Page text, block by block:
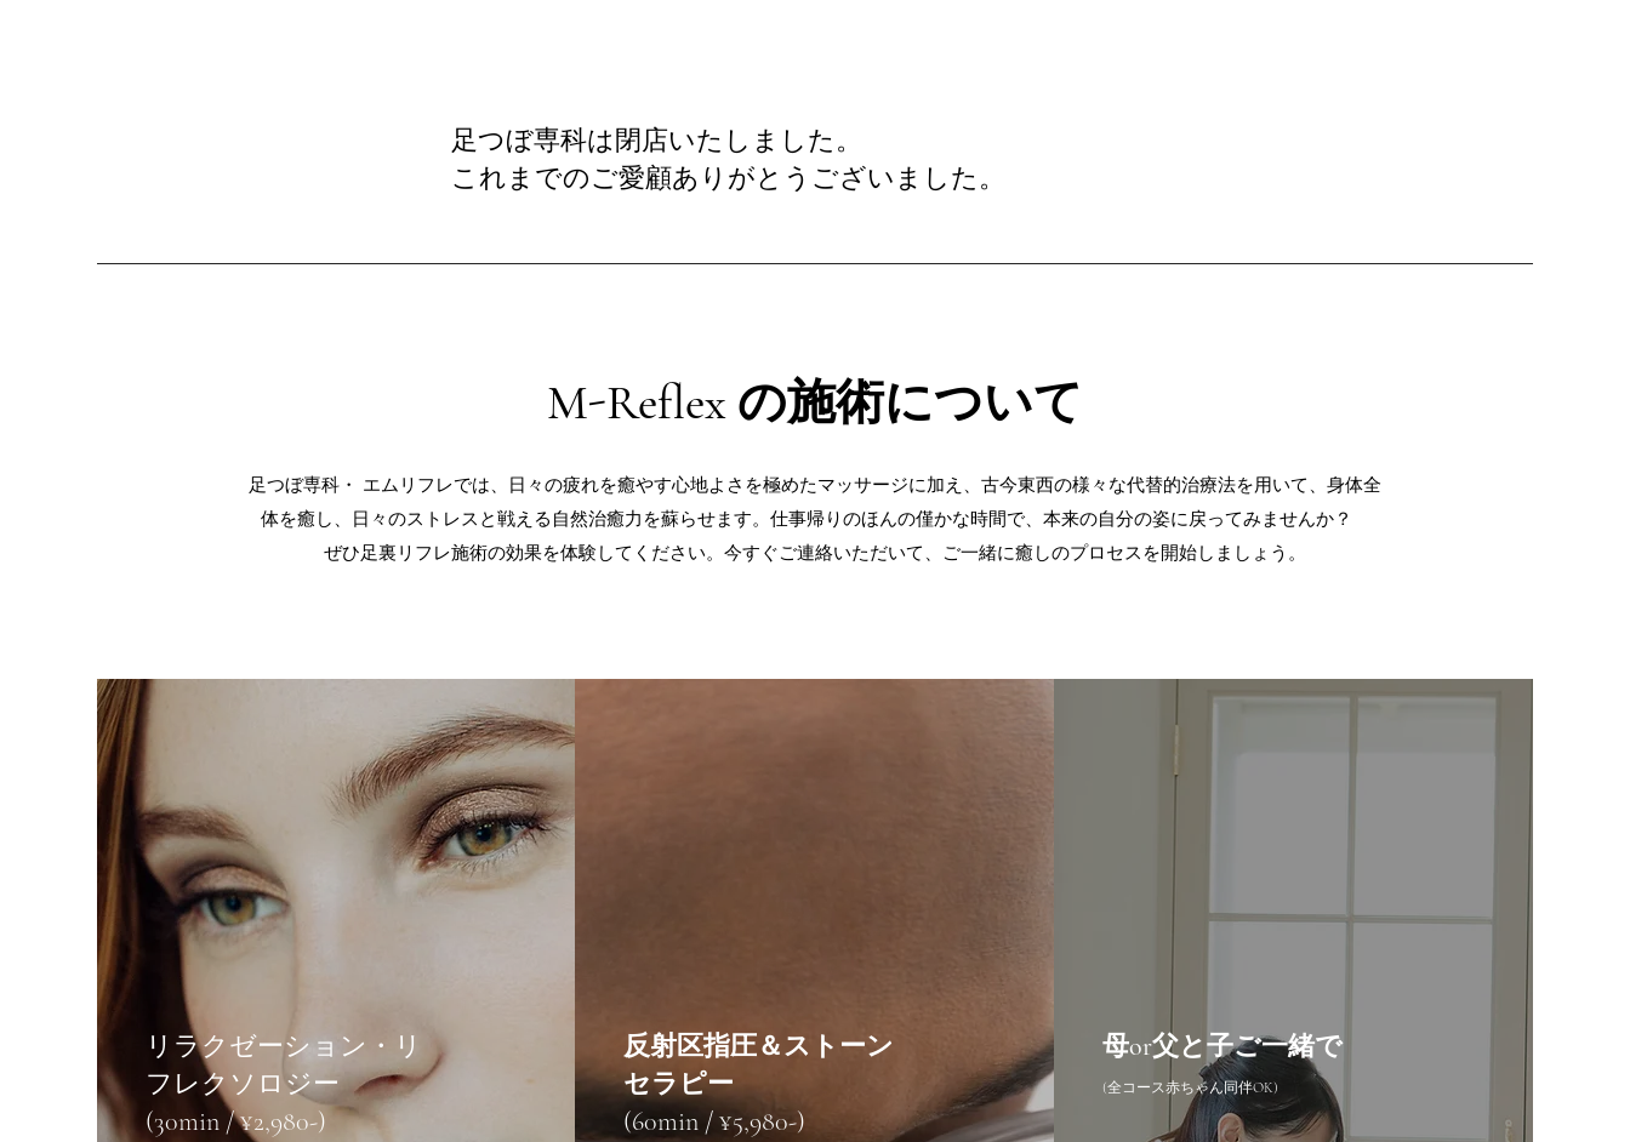
足つぼ専科は閉店いたしました。
これまでのご愛顧ありがとうございました。
M-Reflex の施術について
足つぼ専科・ エムリフレでは、日々の疲れを癒やす心地よさを極めたマッサージに加え、古今東西の様々な代替的治療法を用いて、身体全
体を癒し、日々のストレスと戦える自然治癒力を蘇らせます。仕事帰りのほんの僅かな時間で、本来の自分の姿に戻ってみませんか？
ぜひ足裏リフレ施術の効果を体験してください。今すぐご連絡いただいて、ご一緒に癒しのプロセスを開始しましょう。
​リラクゼーション・リ
フレクソロジー
(30min / ¥2,980-)
反射区指圧＆ストーン
セラピー
(60min / ¥5,980-)
母or父と子ご一緒で
(全コース赤ちゃん同伴OK)